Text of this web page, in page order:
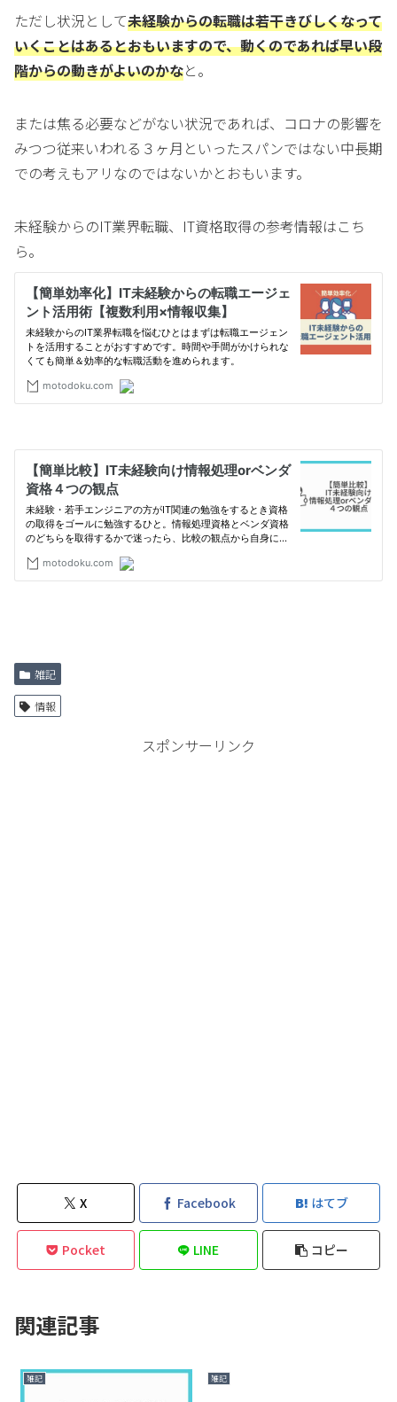
ただし状況として未経験からの転職は若干きびしくなって
いくことはあるとおもいますので、動くのであれば早い段
階からの動きがよいのかなと。
または焦る必要などがない状況であれば、コロナの影響を
みつつ従来いわれる３ヶ月といったスパンではない中長期
での考えもアリなのではないかとおもいます。
未経験からのIT業界転職、IT資格取得の参考情報はこち
ら。
雑記
情報
スポンサーリンク
X Facebook はてブ
Pocket LINE コピー
関連記事
雑記 雑記